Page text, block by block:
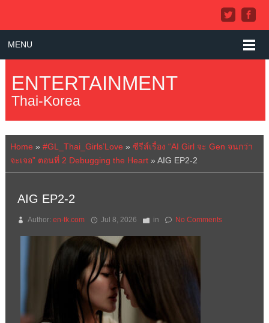
MENU
ENTERTAINMENT
Thai-Korea
Home » #GL_Thai_Girls’Love » ซีรีส์เรื่อง “AI Girl จะ Gen จนกว่า
จะเจอ” ตอนที่ 2 Debugging the Heart» AIG EP2-2
AIG EP2-2
Author: en-tk.com Jul 8, 2026 in No Comments